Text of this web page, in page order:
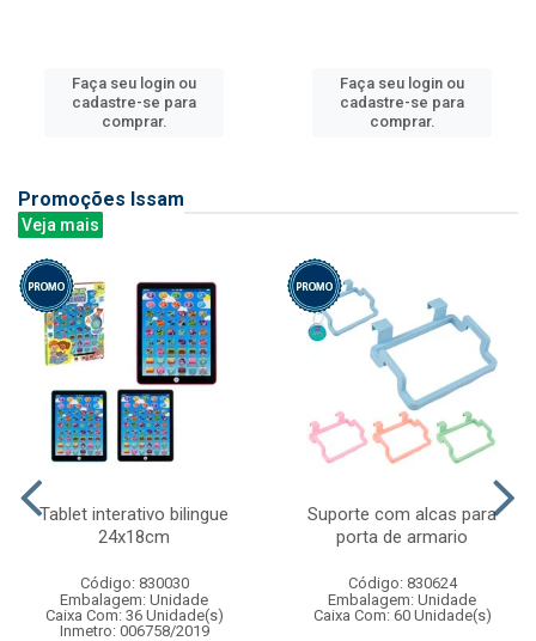
Faça seu login ou
cadastre-se para
comprar.
Faça seu login ou
cadastre-se para
comprar.
Promoções Issam
Veja mais
Tablet interativo bilingue
24x18cm
Código: 830030
Embalagem: Unidade
Caixa Com: 36 Unidade(s)
Inmetro: 006758/2019
Suporte com alcas para
porta de armario
Código: 830624
Embalagem: Unidade
Caixa Com: 60 Unidade(s)